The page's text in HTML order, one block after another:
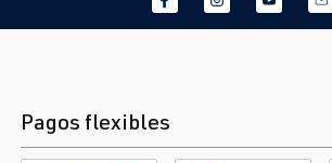
Pagos flexibles